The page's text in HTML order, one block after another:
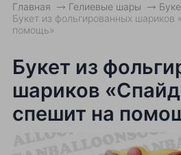
Главная Гелиевые шары
Букет из фольгированных шариков
помощь»
Букет из
шариков
спешит на